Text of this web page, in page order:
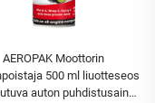
AEROPAK Moottorin
500 ml liuotteseos
auton puhdistusaine